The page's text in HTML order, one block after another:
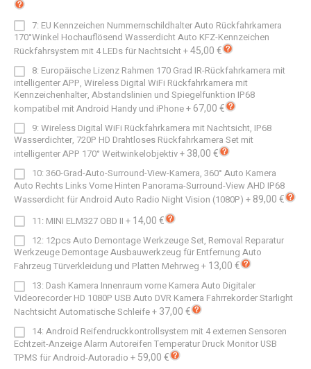
7: EU Kennzeichen Nummernschildhalter Auto Rückfahrkamera
170°Winkel Hochauflösend Wasserdicht Auto KFZ-Kennzeichen
Rückfahrsystem mit 4 LEDs für Nachtsicht+45,00 €
8: Europäische Lizenz Rahmen 170 Grad IR-Rückfahrkamera mit
intelligenter APP, Wireless Digital WiFi Rückfahrkamera mit
Kennzeichenhalter, Abstandslinien und Spiegelfunktion IP68
kompatibel mit Android Handy und iPhone+67,00 €
9: Wireless Digital WiFi Rückfahrkamera mit Nachtsicht, IP68
Wasserdichter, 720P HD Drahtloses Rückfahrkamera Set mit
intelligenter APP 170° Weitwinkelobjektiv+ 38,00 €
10: 360-Grad-Auto-Surround-View-Kamera, 360° Auto Kamera
Auto Rechts Links Vorne Hinten Panorama-Surround-View AHD IP68
Wasserdicht für Android Auto Radio Night Vision (1080P) + 89,00 €
11: MINI ELM327 OBD II + 14,00 €
12: 12pcs Auto Demontage Werkzeuge Set, Removal Reparatur
Werkzeuge Demontage Ausbauwerkzeug für Entfernung Auto
Fahrzeug Türverkleidung und Platten Mehrweg + 13,00 €
13: Dash Kamera Innenraum vorne Kamera Auto Digitaler
Videorecorder HD 1080P USB Auto DVR Kamera Fahrrekorder Starlight
Nachtsicht Automatische Schleife+ 37,00 €
14: Android Reifendruckkontrollsystem mit 4 externen Sensoren
Echtzeit-Anzeige Alarm Autoreifen Temperatur Druck Monitor USB
TPMS für Android-Autoradio + 59,00 €